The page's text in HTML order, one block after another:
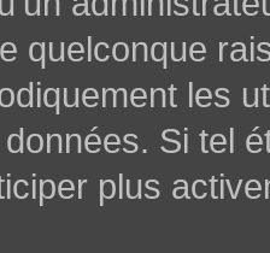
quelconque
les
Si tel
plus